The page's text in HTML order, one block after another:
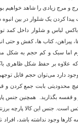
و مرج زیادی را شاهد خواهیم
کردن یک شلوار در بین
لباس و شلوار داخل کمد
پیراهن، کتاب ها، کفش و حتی
علاوه بر حفظ شکل ظاهری
دارد می‌توان حجم قابل
محدودیتی بابت جمع کردن و
قفسه بگذارید. همچنین جنس
است. جنس این کالا پارچه
وجود نداشته باشد، افراد